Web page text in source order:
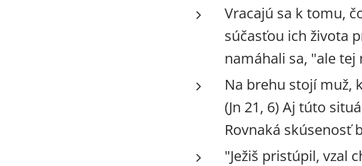
Vracajú sa k tomu,
súčasťou ich života
namáhali sa, "ale tej
Na brehu stojí muž,
(Jn 21, 6) Aj túto
Rovnaká skúsenosť
"Ježiš pristúpil, vzal